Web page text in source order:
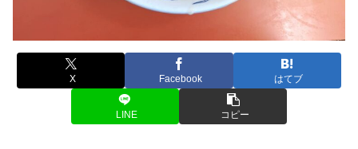
X Facebook はてブ
LINE コピー